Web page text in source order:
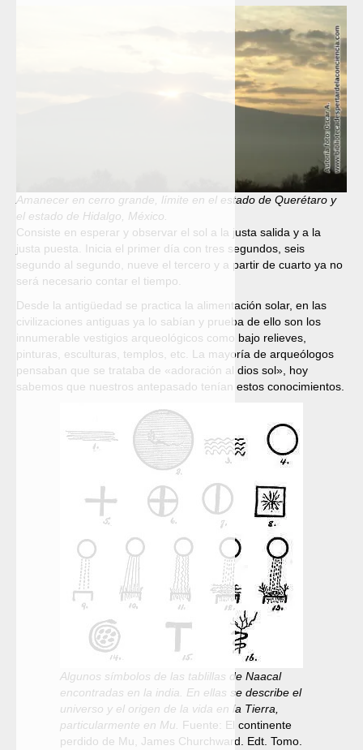
Amanecer en cerro grande, límite en el estado de Querétaro y
el estado de Hidalgo, México.
Consiste en esperar y observar el sol a la justa salida y a la
justa puesta. Inicia el primer día con tres segundos, seis
segundo al segundo, nueve el tercero y a partir de cuarto ya no
será necesario contar el tiempo.
Desde la antigüedad se practica la alimentación solar, en las
civilizaciones antiguas ya lo sabían y prueba de ello son los
innumerable vestigios arqueológicos como bajo relieves,
pinturas, esculturas, templos, etc. La mayoría de arqueólogos
pensaban que se trataba de «adoración al dios sol», hoy
sabemos que nuestros antepasado tenían estos conocimientos.
Algunos símbolos de las tablillas de Naacal
encontradas en la india. En ellas se describe el
universo y el origen de la vida en la Tierra,
particularmente en Mu. Fuente: El continente
perdido de Mu, James Churchward. Edt. Tomo.